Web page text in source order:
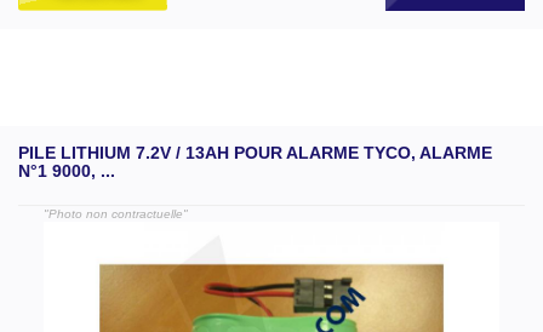
PILE LITHIUM 7.2V / 13AH POUR ALARME TYCO, ALARME
N°1 9000, ...
"Photo non contractuelle"